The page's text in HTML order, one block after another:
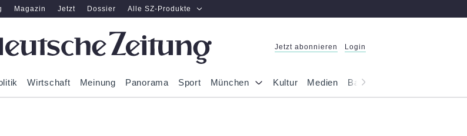
Magazin Jetzt Dossier Alle SZ-Produkte
Jetzt abonnieren Login
Wirtschaft Meinung Panorama Sport München Kultur Medien Bayern